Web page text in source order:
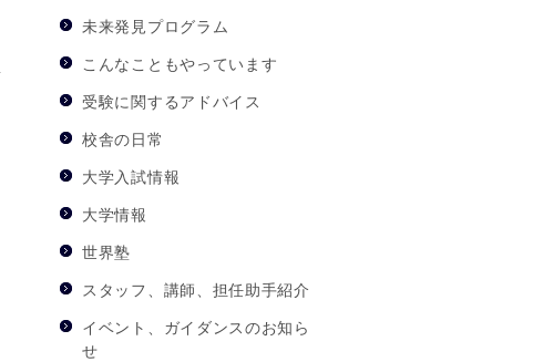
未来発見プログラム
こんなこともやっています
受験に関するアドバイス
校舎の日常
大学入試情報
大学情報
世界塾
スタッフ、講師、担任助手紹介
イベント、ガイダンスのお知ら
せ